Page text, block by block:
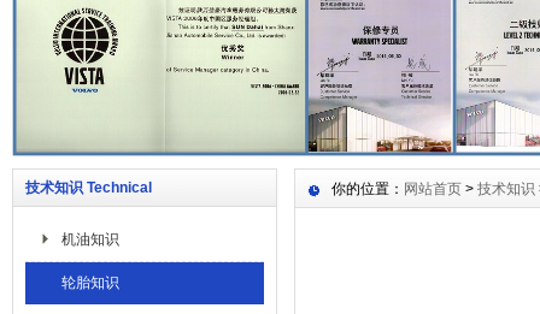
技术知识 Technical
机油知识
轮胎知识
你的位置： 网站首页 > 技术知识